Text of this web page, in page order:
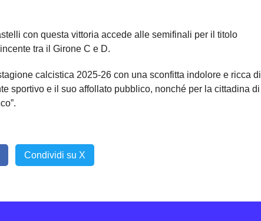
con questa vittoria accede alle semifinali per il titolo
tra il Girone C e D.
calcistica 2025-26 con una sconfitta indolore e ricca di
sportivo e il suo affollato pubblico, nonché per la cittadina di
Condividi su X